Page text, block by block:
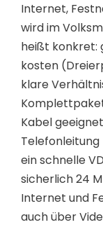
Internet,
wird im
heißt konkret:
kosten
klare
Kabel
Telefonleitung
ein schnelle
sicherlich 24
Internet und
auch über